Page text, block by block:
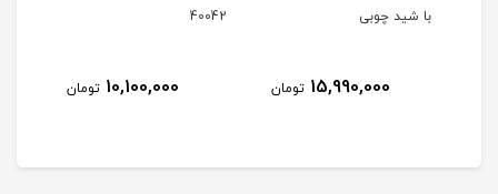
با شید چوبی
15,990,000 تومان
40042
10,100,000 تومان